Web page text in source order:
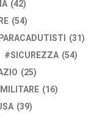
(42)
(54)
(31)
SICUREZZA (54)
(25)
(16)
(39)